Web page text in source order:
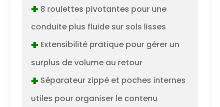
+ 8 roulettes pivotantes pour une
conduite plus fluide sur sols lisses
+ Extensibilité pratique pour gérer un
surplus de volume au retour
+ Séparateur zippé et poches internes
utiles pour organiser le contenu